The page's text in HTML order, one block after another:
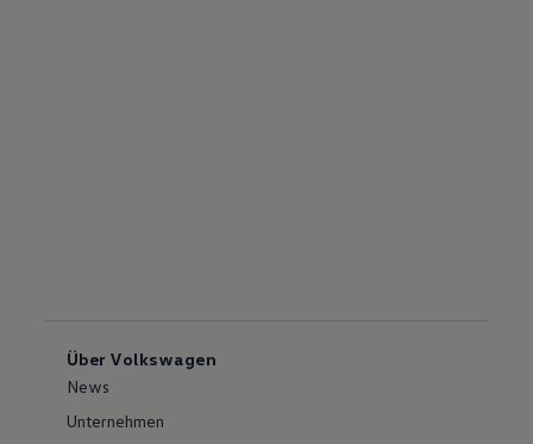
Über Volkswagen
News
Unternehmen